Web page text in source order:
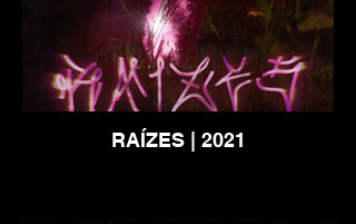
RAÍZES | 2021